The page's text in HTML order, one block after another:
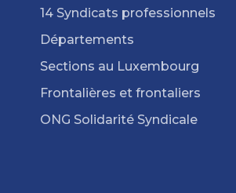
14 Syndicats professionnels
Départements
Sections au Luxembourg
Frontalières et frontaliers
ONG Solidarité Syndicale